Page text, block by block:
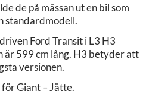
de på mässan ut en bil som
standardmodell.
Ford Transit i L3 H3
är 599 cm lång. H3 betyder att
versionen.
Giant – Jätte.